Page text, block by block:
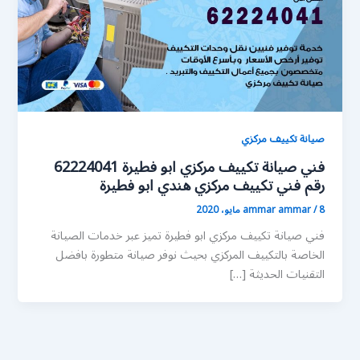
صيانة تكييف مركزي
فني صيانة تكييف مركزي ابو فطيرة 62224041
رقم فني تكييف مركزي هندي ابو فطيرة
ammar ammar/8 مايو، 2020
فني صيانة تكييف مركزي ابو فطيرة تميز عبر خدمات الصيانة
الخاصة بالتكييف المركزي بحيث نوفر صيانة متطورة بافضل
التقنيات الحديثة […]